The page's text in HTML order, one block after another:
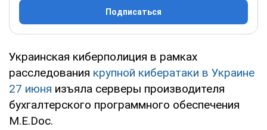
Подписаться
Украинская киберполиция в рамках
расследования крупной кибератаки в Украине
27 июня изъяла серверы производителя
бухгалтерского программного обеспечения
M.E.Doc.